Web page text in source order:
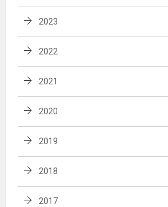
2023
2022
2021
2020
2019
2018
2017